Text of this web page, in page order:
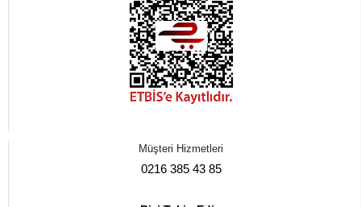
Müşteri Hizmetleri
0216 385 43 85